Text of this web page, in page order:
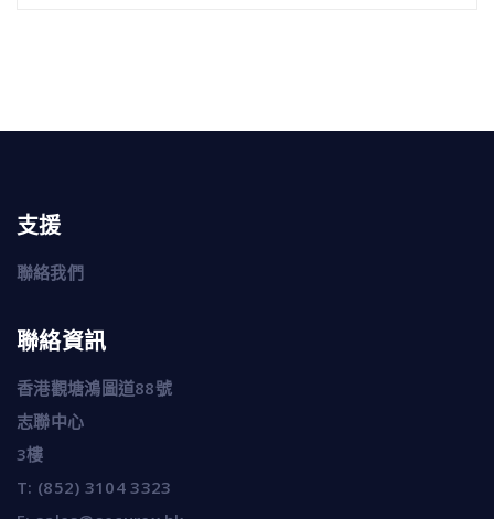
支援
聯絡我們
聯絡資訊
香港觀塘鴻圖道88號
志聯中心
3樓
T: (852) 3104 3323